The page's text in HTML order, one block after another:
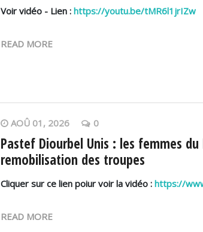
Voir vidéo - Lien : https://youtu.be/tMR6l1jrIZw
READ MORE
AOÛ 01, 2026 0
Pastef Diourbel Unis : les femmes
remobilisation des troupes
Cliquer sur ce lien poiur voir la vidéo : https://
READ MORE